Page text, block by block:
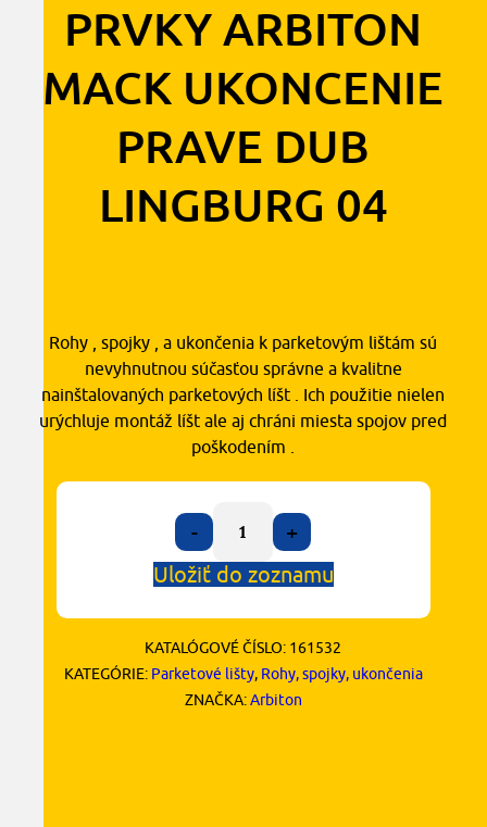
PRVKY ARBITON
MACK UKONCENIE
PRAVE DUB
LINGBURG 04
Rohy , spojky , a ukončenia k parketovým lištám sú
nevyhnutnou súčasťou správne a kvalitne
nainštalovaných parketových líšt . Ich použitie nielen
urýchluje montáž líšt ale aj chráni miesta spojov pred
poškodením .
-
+
Uložiť do zoznamu
KATALÓGOVÉ ČÍSLO: 161532
KATEGÓRIE: Parketové lišty, Rohy, spojky, ukončenia
ZNAČKA:Arbiton